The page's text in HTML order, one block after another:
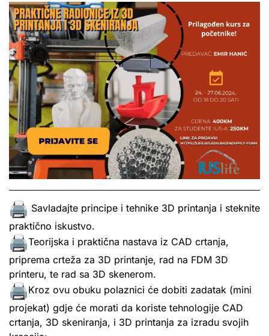
Savladajte principe i tehnike 3D printanja i steknite
praktično iskustvo.
Teorijska i praktična nastava iz CAD crtanja,
priprema crteža za 3D printanje, rad na FDM 3D
printeru, te rad sa 3D skenerom.
Kroz ovu obuku polaznici će dobiti zadatak (mini
projekat) gdje će morati da koriste tehnologije CAD
crtanja, 3D skeniranja, i 3D printanja za izradu svojih